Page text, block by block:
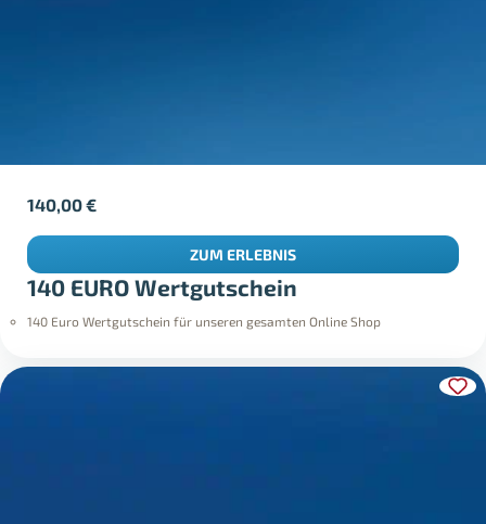
140 EURO Wertgutschein
140 Euro Wertgutschein für unseren gesamten Online Shop
140,00€
ZUM ERLEBNIS